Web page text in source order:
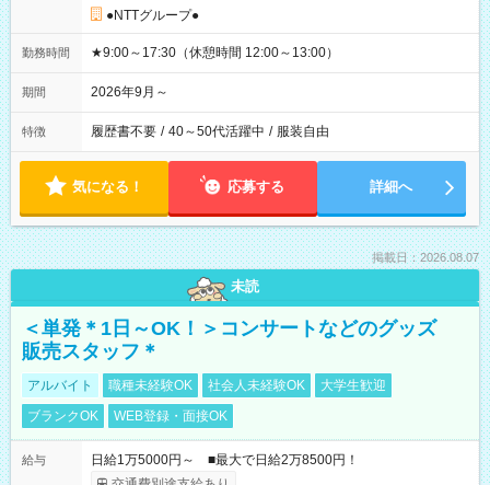
●NTTグループ●
勤務時間 ★9:00～17:30（休憩時間 12:00～13:00）
期間 2026年9月～
特徴 履歴書不要 / 40～50代活躍中 / 服装自由
気になる！ 応募する 詳細へ
掲載日：2026.08.07
未読
＜単発＊1日～OK！＞コンサートなどのグッズ
販売スタッフ＊
アルバイト 職種未経験OK 社会人未経験OK
大学生歓迎
ブランクOK
WEB登録・面接OK
給与
日給1万5000円～ ■最大で日給2万8500円！